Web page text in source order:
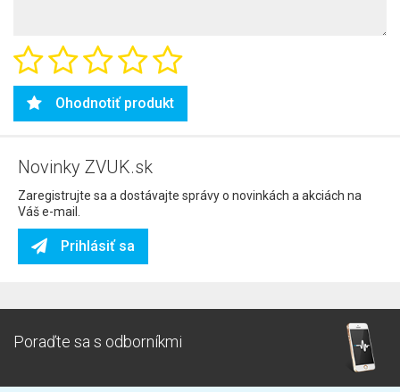
Ohodnotiť produkt
Novinky ZVUK.sk
Zaregistrujte sa a dostávajte správy o novinkách a akciách na
Váš e-mail.
Prihlásiť sa
Poraďte sa s odborníkmi